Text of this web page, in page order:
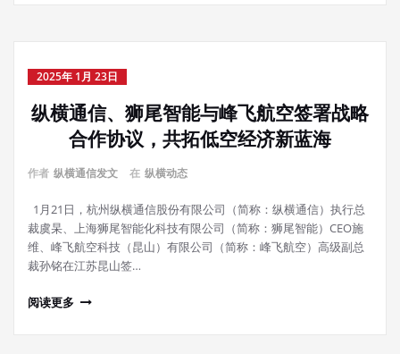
2025年 1月 23日
纵横通信、狮尾智能与峰飞航空签署战略
合作协议，共拓低空经济新蓝海
作者 纵横通信发文 在 纵横动态
1月21日，杭州纵横通信股份有限公司（简称：纵横通信）执行总
裁虞杲、上海狮尾智能化科技有限公司（简称：狮尾智能）CEO施
维、峰飞航空科技（昆山）有限公司（简称：峰飞航空）高级副总
裁孙铭在江苏昆山签…
阅读更多